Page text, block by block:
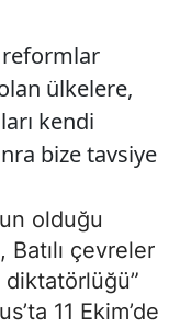
reformlar
ülkelere,
kendi
bize tavsiye
olduğu
çevreler
diktatörlüğü”
11 Ekim’de